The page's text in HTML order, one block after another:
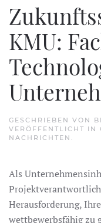
KMU:
GESCHRIEBEN VON
VERÖFFENTLICHT IN
NACHRICHTEN
Als
Herausforderung,
wettbewerbsfähig zu